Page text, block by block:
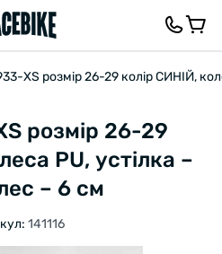
XS розмір 26-29 колір СИНІЙ,
розмір 26-29
PU, устілка –
– 6 см
141116
ТА ЗАПИТАННЯ